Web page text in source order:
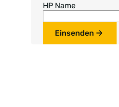
HP Name
Einsenden